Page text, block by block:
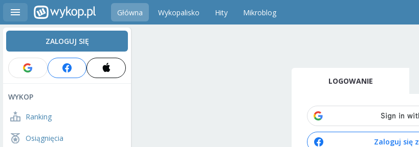
Główna Wykopalisko Hity Mikroblog
ZALOGUJ SIĘ
WYKOP
Ranking
Osiągnięcia
LOGOWANIE
Zaloguj się